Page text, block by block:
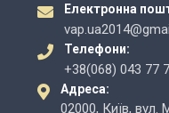
Електронна
Телефони:
+38(068) 043 77
Адреса:
02000, Київ, вул.